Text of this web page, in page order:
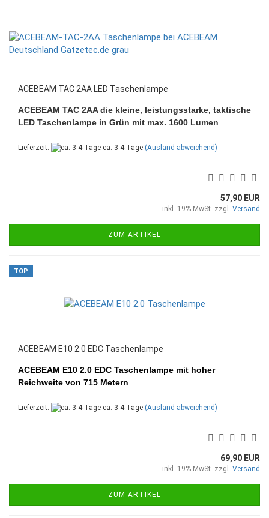
ACEBEAM TAC 2AA LED Taschenlampe
ACEBEAM TAC 2AA die kleine, leistungsstarke, taktische
LED Taschenlampe in Grün mit max. 1600 Lumen
Lieferzeit: ca. 3-4 Tage (Ausland abweichend)
57,90 EUR
inkl. 19% MwSt. zzgl. Versand
ZUM ARTIKEL
TOP
ACEBEAM E10 2.0 EDC Taschenlampe
ACEBEAM E10 2.0 EDC Taschenlampe mit hoher
Reichweite von 715 Metern
Lieferzeit: ca. 3-4 Tage (Ausland abweichend)
69,90 EUR
inkl. 19% MwSt. zzgl. Versand
ZUM ARTIKEL